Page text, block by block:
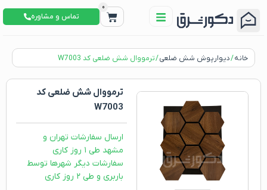
0
تماس و مشاوره
خانه/دیوارپوش شش ضلعی/ ترمووال شش ضلعی کد W7003
ترمووال شش ضلعی کد
W7003
ارسال سفارشات تهران و
مشهد طی ۱ روز کاری
سفارشات دیگر شهرها توسط
باربری و طی ۲ روز کاری